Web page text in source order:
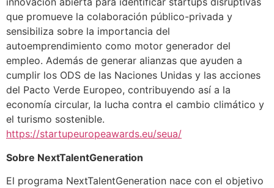
que promueve la colaboración público-privada y
sensibiliza sobre la importancia del
autoemprendimiento como motor generador del
empleo. Además de generar alianzas que ayuden a
cumplir los ODS de las Naciones Unidas y las acciones
del Pacto Verde Europeo, contribuyendo así a la
economía circular, la lucha contra el cambio climático y
el turismo sostenible.
https://startupeuropeawards.eu/seua/
Sobre NextTalentGeneration
El programa NextTalentGeneration nace con el objetivo